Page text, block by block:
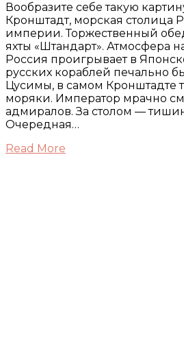
Вообразите себе такую
Кронштадт, морская столица
империи. Торжественный
яхты «Штандарт». Атмосфера
Россия проигрывает в
русских кораблей печально
Цусимы, в самом Кронштадте
моряки. Император мрачно
адмиралов. За столом —
Очередная…
Read More